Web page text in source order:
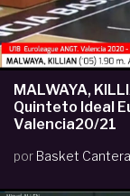
MALWAYA,
Quinteto Ideal
Valencia20/21
por Basket